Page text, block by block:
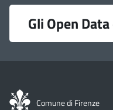
Link
utili
Gli Open
Comune di Firenze